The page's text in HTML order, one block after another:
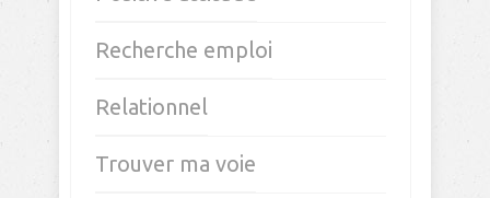
Recherche emploi
Relationnel
Trouver ma voie